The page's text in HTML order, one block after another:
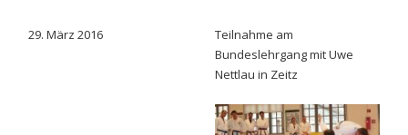
29. März 2016
Teilnahme am
Bundeslehrgang mit Uwe
Nettlau in Zeitz